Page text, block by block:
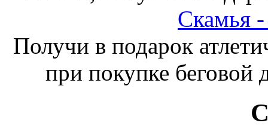
Получи в подарок
при покупке беговой